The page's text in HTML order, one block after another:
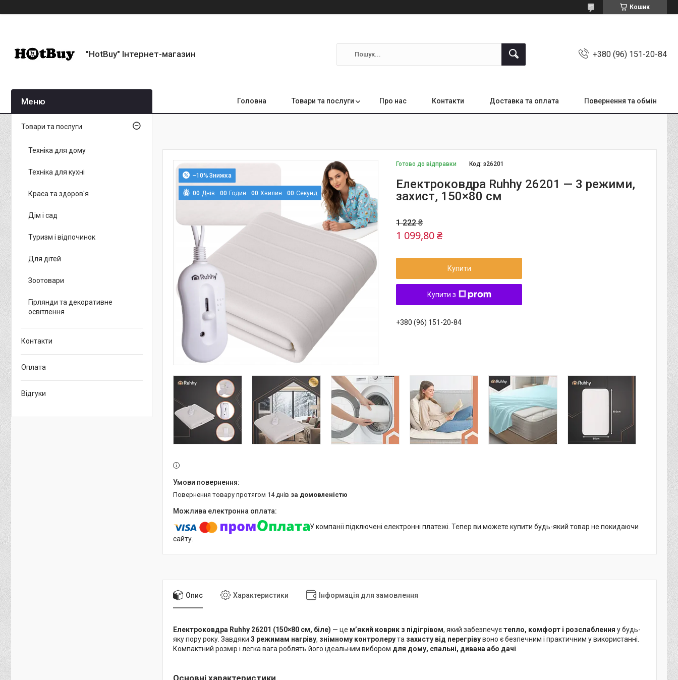
Кошик
"HotBuy" Інтернет-магазин +380 (96) 151-20-84
Головна Товари та послуги Про нас Контакти Доставка та оплата Повернення та обмін
–10%
00 Днів 00 Годин 00 Хвилин 00 Секунд
Готово до відправки Код:з26201
Електроковдра Ruhhy 26201 — 3 режими,
захист, 150×80 см
1 222 ₴
1 099,80 ₴
Купити
Купити з
+380 (96) 151-20-84
повернення товару протягом 14 днів за домовленістю
У компанії підключені електронні платежі. Тепер ви можете купити будь-який товар не покидаючи
сайту.
Опис Характеристики Інформація для замовлення
Електроковдра Ruhhy 26201 (150×80 см, біле) — це м’який коврик з підігрівом, який забезпечуєтепло, комфорт і розслаблення у будь-
яку пору року. Завдяки 3 режимам нагріву, знімному контролерута захисту від перегрівувоно є безпечним і практичним у використанні.
Компактний розмір і легка вага роблять його ідеальним вибором для дому, спальні, дивана або дачі
Основні характеристики
Товари та послуги
Техніка для дому
Техніка для кухні
Краса та здоров'я
Дім і сад
Туризм і відпочинок
Для дітей
Зоотовари
Гірлянди та декоративне
освітлення
Контакти
Оплата
Відгуки